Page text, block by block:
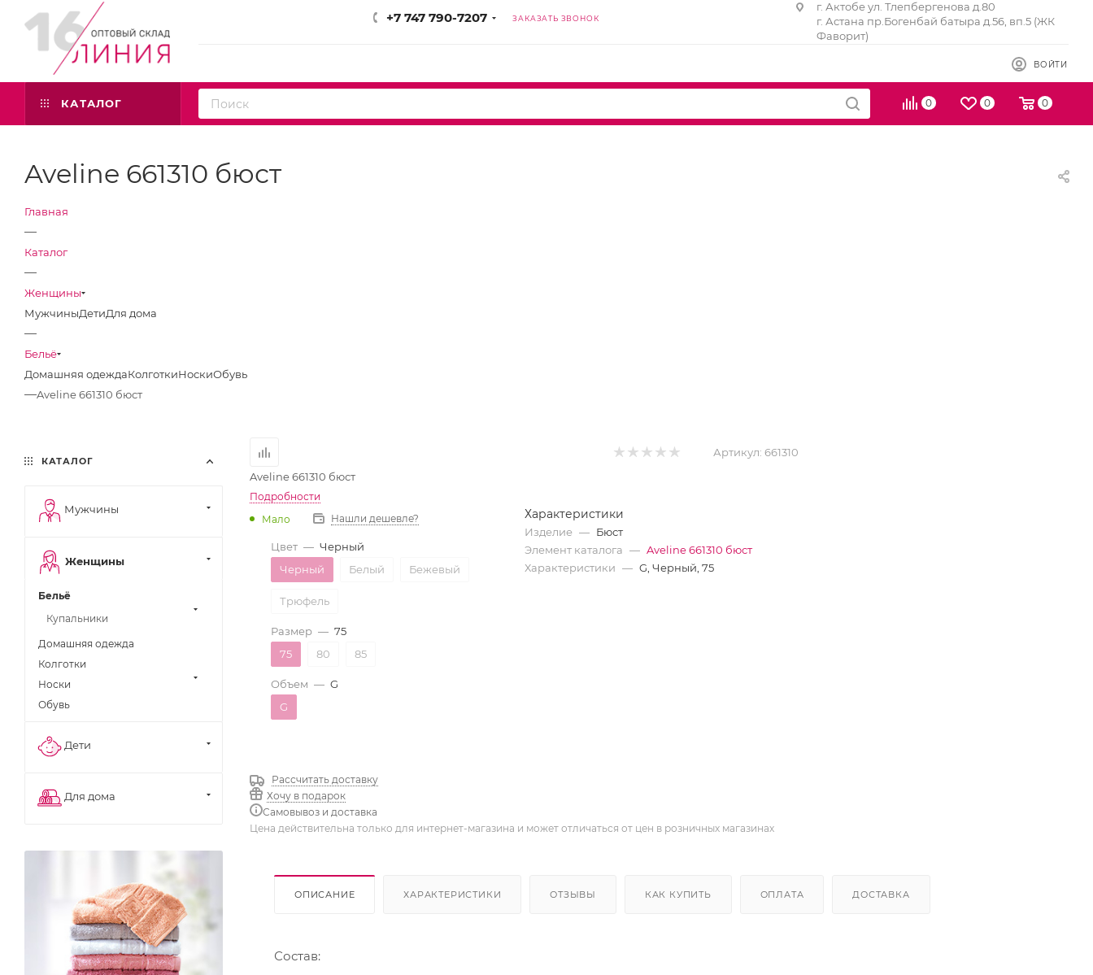
+7 747 790-7207 ЗАКАЗАТЬ ЗВОНОК
г. Актобе ул. Тлепбергенова д.80
г. Астана пр.Богенбай батыра д.56, вп.5 (ЖК
Фаворит)
ВОЙТИ
0 0 0
КАТАЛОГ
Aveline 661310 бюст
Главная
—
Каталог
—
Женщины
МужчиныДетиДля дома
—
Бельё
Домашняя одеждаКолготкиНоскиОбувь
—Aveline 661310 бюст
Артикул: 661310
Aveline 661310 бюст
Подробности
Мало
Нашли дешевле?
Цвет — Черный
Черный
Белый Бежевый
Трюфель
Размер — 75
75
80 85
Объем — G
G
Рассчитать доставку
Хочу в подарок
Самовывоз и доставка
Характеристики
Изделие — Бюст
Элемент каталога — Aveline 661310 бюст
Характеристики — G, Черный, 75
Цена действительна только для интернет-магазина и может отличаться от цен в розничных магазинах
ОПИСАНИЕ ХАРАКТЕРИСТИКИ ОТЗЫВЫ КАК КУПИТЬ ОПЛАТА ДОСТАВКА
Состав:
КАТАЛОГ
Мужчины
Женщины
Бельё
Купальники
Домашняя одежда
Колготки
Носки
Обувь
Дети
Для дома